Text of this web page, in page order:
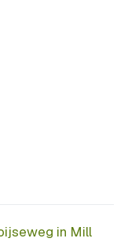
in Mill